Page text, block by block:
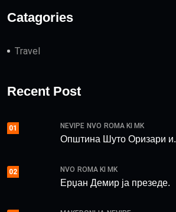
Catagories
Travel
Recent Post
01 NEVIPE NVO ROMA KI MK
Општина Шуто Оризари и.
02 NVO ROMA KI MK
Ерџан Демир ја презеде.